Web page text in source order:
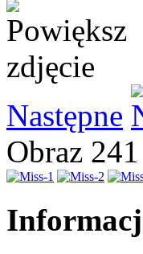
Następne
Obraz